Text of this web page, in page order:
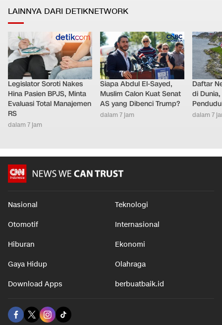
LAINNYA DARI DETIKNETWORK
Legislator Soroti Nakes
Hina Pasien BPJS, Minta
Evaluasi Total Manajemen
RS
dalam 7 jam
Siapa Abdul El-Sayed,
Muslim Calon Kuat Senat
AS yang Dibenci Trump?
dalam 7 jam
Daftar
di
dalam 7
Nasional Teknologi
Otomotif Internasional
Hiburan Ekonomi
Gaya Hidup Olahraga
Download Apps berbuatbaik.id